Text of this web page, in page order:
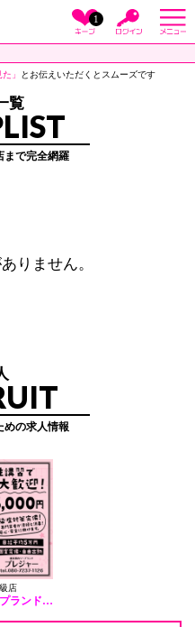
1
」 とお伝えいただくとスムーズです
覧
まで完全網羅
りません。
めの求人情報
店
横浜関内ソープランド PLEASURE